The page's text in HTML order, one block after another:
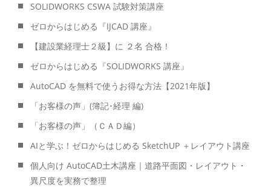
SOLIDWORKS CSWA 試験対策講座
ゼロからはじめる『IJCAD 講座』
【建設業経理士２級】に ２名 合格！
ゼロからはじめる『SOLIDWORKS 講座』
AutoCAD を無料で使うお得な方法【2021年版】
「お客様の声」(簿記･経理 編)
「お客様の声」（ＣＡＤ編）
AIと学ぶ！ゼロからはじめる SketchUP ＋レイアウト講座
個人向け AutoCAD土木講座｜道路平面図・レイアウト・
異尺度を実務で整理